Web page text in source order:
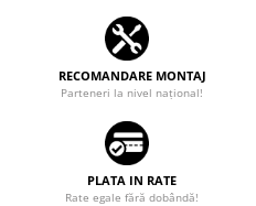
RECOMANDARE MONTAJ
Parteneri la nivel național!
PLATA IN RATE
Rate egale fără dobândă!